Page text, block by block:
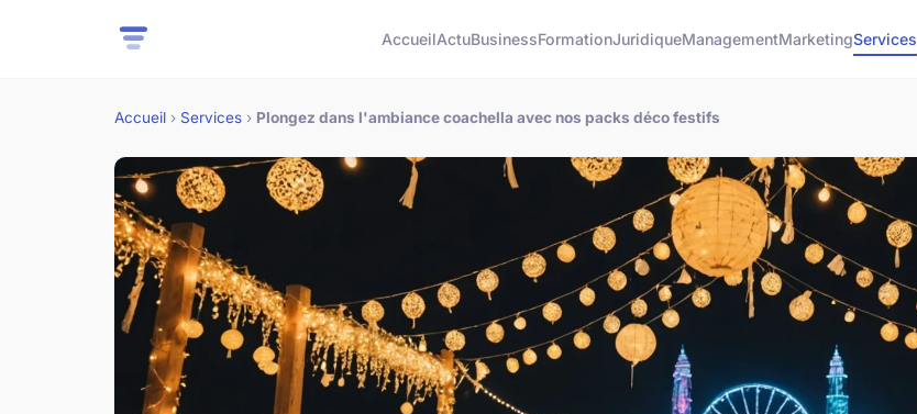
AccueilActuBusinessFormationJuridiqueManagementMarketingServices
Accueil › Services › Plongez dans l'ambiance coachella avec nos packs déco festifs